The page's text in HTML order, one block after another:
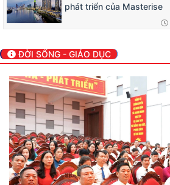
phát triển của Masterise
ĐỜI SỐNG - GIÁO DỤC